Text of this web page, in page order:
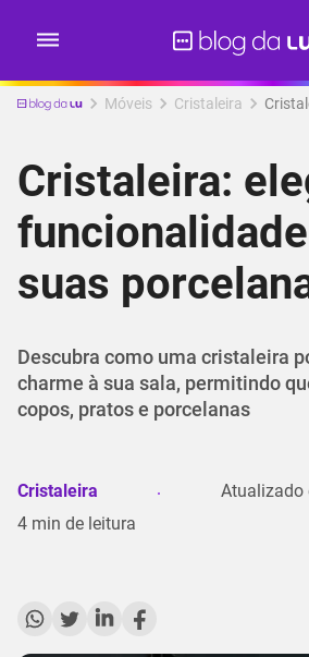
Móveis Cristaleira
Cristaleira:
suas
Descubra como uma cristaleira
charme à sua sala, permitindo
copos, pratos e porcelanas
Cristaleira Atualizado
4 min de leitura